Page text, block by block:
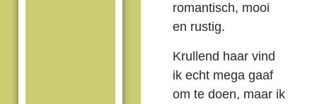
romantisch, mooi
en rustig.
Krullend haar vind
ik echt mega gaaf
om te doen, maar ik